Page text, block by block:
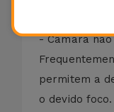
- Câmara
- Câmara
permitem a
o devido